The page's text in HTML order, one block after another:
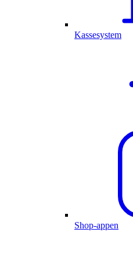
Kassesystem
Shop-appen